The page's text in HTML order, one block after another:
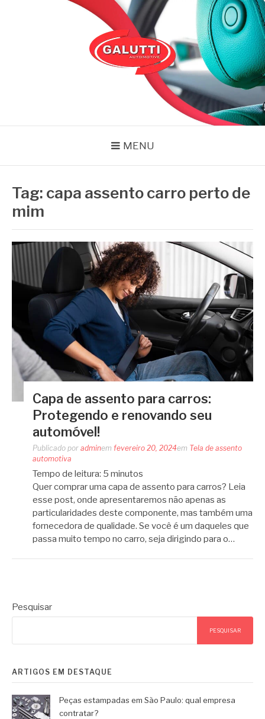
MENU
Tag: capa assento carro perto de
mim
Capa de assento para carros:
Protegendo e renovando seu
automóvel!
Publicado por adminem fevereiro 20, 2024em Tela de assento
automotiva
Tempo de leitura: 5 minutos
Quer comprar uma capa de assento para carros? Leia
esse post, onde apresentaremos não apenas as
particularidades deste componente, mas também uma
fornecedora de qualidade. Se você é um daqueles que
passa muito tempo no carro, seja dirigindo para o…
Pesquisar
PESQUISAR
ARTIGOS EM DESTAQUE
Peças estampadas em São Paulo: qual empresa
contratar?